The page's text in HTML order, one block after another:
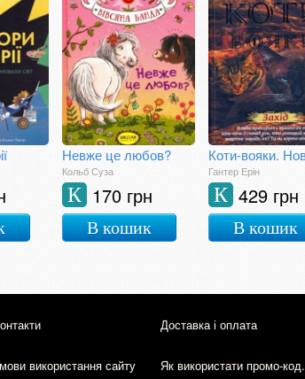
Невже це любов?
Кольб Суза
170 грн
К
В кошик
Гантер Ерін
429 грн
К
В кошик
Доставка і оплата
використання сайту Як використати промо-код.